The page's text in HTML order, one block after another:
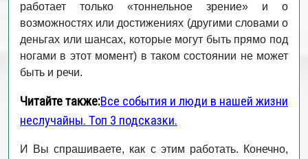
работает только «тоннельное зрение» и о
возможностях или достижениях (другими словами о
деньгах или шансах, которые могут быть прямо под
ногами в этот момент) в таком состоянии не может
быть и речи.
Читайте также:Все события и люди в нашей жизни
неслучайны. Топ 3 подсказки.
И Вы спрашиваете, как с этим работать. Конечно,